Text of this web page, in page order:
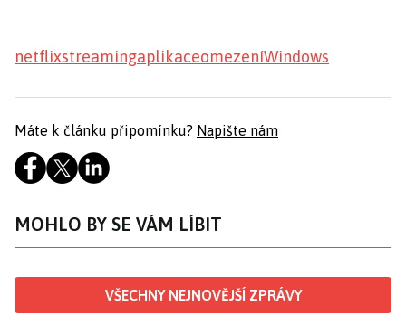
netflixstreamingaplikaceomezeníWindows
Máte k článku připomínku? Napište nám
MOHLO BY SE VÁM LÍBIT
VŠECHNY NEJNOVĚJŠÍ ZPRÁVY